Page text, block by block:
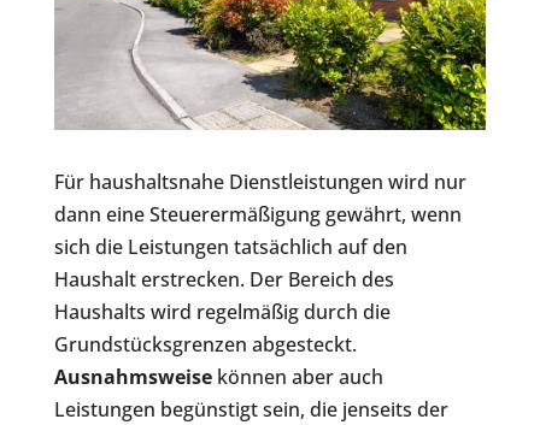
Für haushaltsnahe Dienstleistungen wird nur
dann eine Steuerermäßigung gewährt, wenn
sich die Leistungen tatsächlich auf den
Haushalt erstrecken. Der Bereich des
Haushalts wird regelmäßig durch die
Grundstücksgrenzen abgesteckt.
Ausnahmsweisekönnen aber auch
Leistungen begünstigt sein, die jenseits der